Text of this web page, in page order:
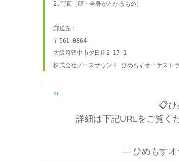
2.写真（顔・全身がわかるもの）
郵送先：
〒561-0864
大阪府豊中市夕日丘2-17-1
株式会社ノースサウンド ひめもすオーケスト
📋ひ
詳細は下記URLをご覧く
— ひめもすオ